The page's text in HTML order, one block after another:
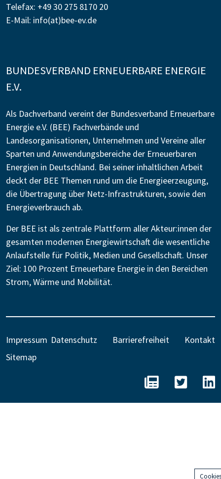
Telefax: +49 30 275 8170 20
E-Mail: info(at)bee-ev.de
BUNDESVERBAND ERNEUERBARE ENERGIE
E.V.
Als Dachverband vereint der Bundesverband Erneuerbare
Energie e.V. (BEE) Fachverbände und
Landesorganisationen, Unternehmen und Vereine aller
Sparten und Anwendungsbereiche der Erneuerbaren
Energien in Deutschland. Bei seiner inhaltlichen Arbeit
deckt der BEE Themen rund um die Energieerzeugung,
die Übertragung über Netz-Infrastrukturen, sowie den
Energieverbrauch ab.
Der BEE ist als zentrale Plattform aller Akteur:innen der
gesamten modernen Energiewirtschaft die wesentliche
Anlaufstelle für Politik, Medien und Gesellschaft. Unser
Ziel: 100 Prozent Erneuerbare Energie in den Bereichen
Strom, Wärme und Mobilität.
Impressum Datenschutz Barrierefreiheit
Kontakt
Sitemap
BEE - Unseren
BEE
Cookies